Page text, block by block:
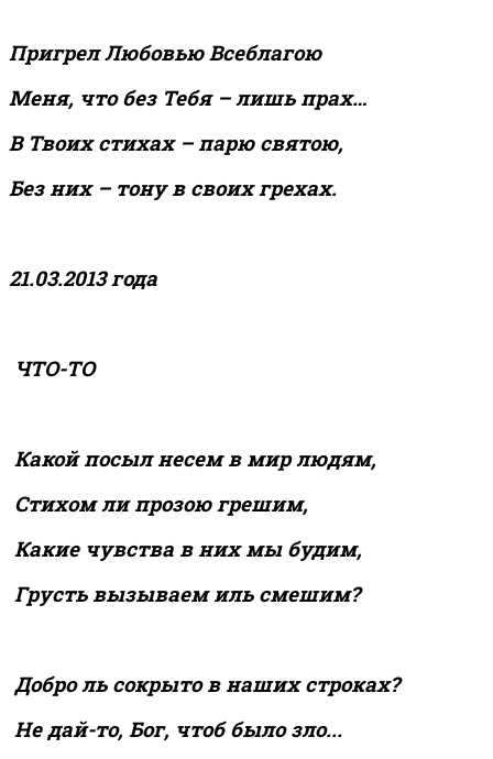
Пригрел Любовью Всеблагою
Меня, что без Тебя – лишь прах…
В Твоих стихах – парю святою,
Без них – тону в своих грехах.
21.03.2013 года
ЧТО-ТО
Какой посыл несем в мир людям,
Стихом ли прозою грешим,
Какие чувства в них мы будим,
Грусть вызываем иль смешим?
Добро ль сокрыто в наших строках?
Не дай-то, Бог, чтоб было зло...